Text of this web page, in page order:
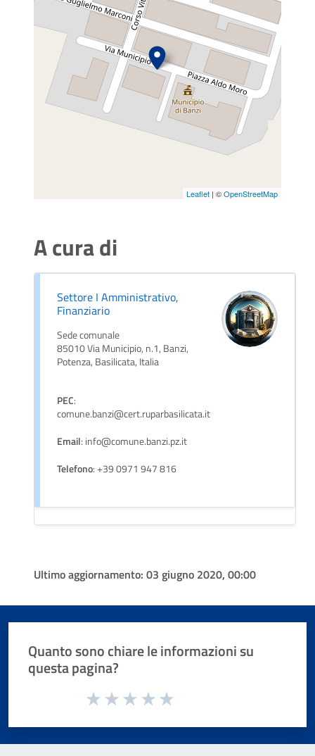
Leaflet | ©OpenStreetMap
A cura di
Settore I Amministrativo,
Finanziario
Sede comunale
85010 Via Municipio, n.1, Banzi,
Potenza, Basilicata, Italia
PEC:
comune.banzi@cert.ruparbasilicata.it
Email: info@comune.banzi.pz.it
Telefono: +39 0971 947 816
Ultimo aggiornamento: 03 giugno 2020, 00:00
Quanto sono chiare le informazioni su
questa pagina?
Valuta da 1 a 5 stelle la pagina